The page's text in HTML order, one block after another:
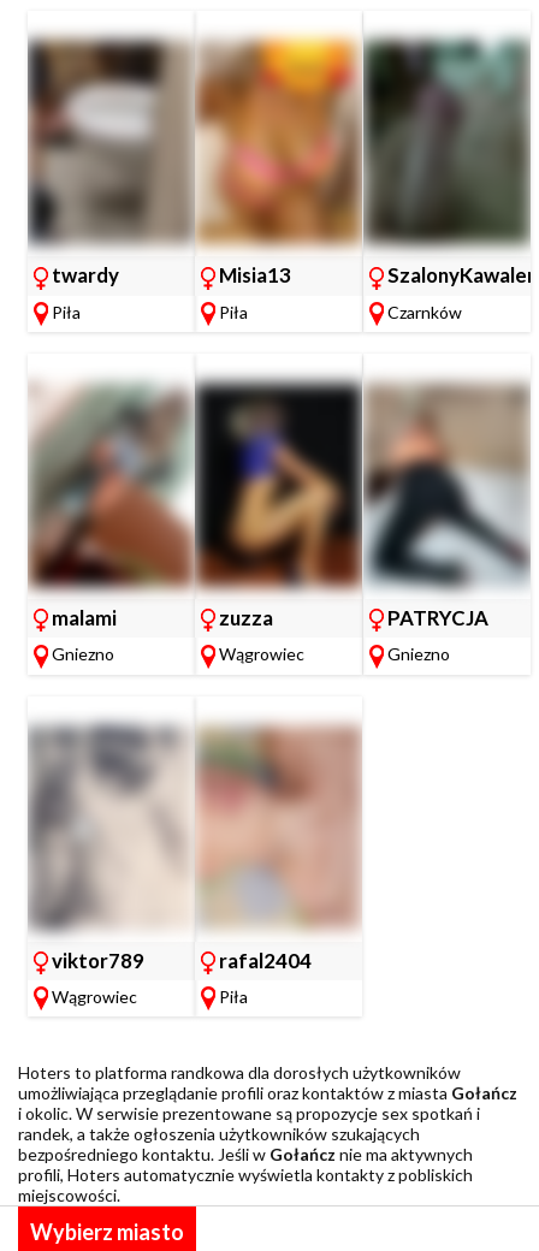
twardy
Piła
Misia13
Piła
SzalonyKawaler
Czarnków
malami
Gniezno
zuzza
Wągrowiec
PATRYCJA
Gniezno
viktor789
Wągrowiec
rafal2404
Piła
Hoters to platforma randkowa dla dorosłych użytkowników
umożliwiająca przeglądanie profili oraz kontaktów z miasta Gołańcz
i okolic. W serwisie prezentowane są propozycje sex spotkań i
randek, a także ogłoszenia użytkowników szukających
bezpośredniego kontaktu. Jeśli w Gołańcz nie ma aktywnych
profili, Hoters automatycznie wyświetla kontakty z pobliskich
miejscowości.
Wybierz miasto